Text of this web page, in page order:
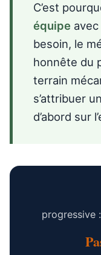
C’est
équipe
besoin, le
honnête du
terrain
s’attribuer
d’abord sur
progressive